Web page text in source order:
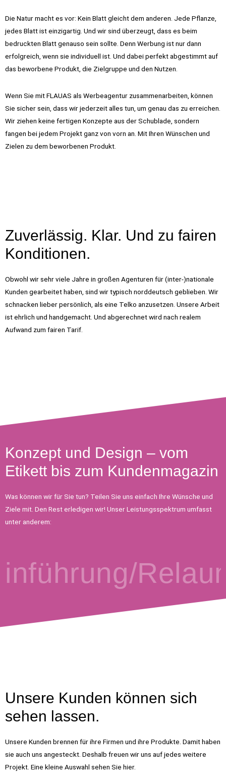
Die Natur macht es vor: Kein Blatt gleicht dem anderen. Jede Pflanze,
jedes Blatt ist einzigartig. Und wir sind überzeugt, dass es beim
bedruckten Blatt genauso sein sollte. Denn Werbung ist nur dann
erfolgreich, wenn sie individuell ist. Und dabei perfekt abgestimmt auf
das beworbene Produkt, die Zielgruppe und den Nutzen.
Wenn Sie mit FLAUAS als Werbeagentur zusammenarbeiten, können
Sie sicher sein, dass wir jederzeit alles tun, um genau das zu erreichen.
Wir ziehen keine fertigen Konzepte aus der Schublade, sondern
fangen bei jedem Projekt ganz von vorn an. Mit Ihren Wünschen und
Zielen zu dem beworbenen Produkt.
Zuverlässig. Klar. Und zu fairen
Konditionen.
Obwohl wir sehr viele Jahre in großen Agenturen für (inter-)nationale
Kunden gearbeitet haben, sind wir typisch norddeutsch geblieben. Wir
schnacken lieber persönlich, als eine Telko anzusetzen. Unsere Arbeit
ist ehrlich und handgemacht. Und abgerechnet wird nach realem
Aufwand zum fairen Tarif.
Konzept und Design – vom
Etikett bis zum Kundenmagazin
Was können wir für Sie tun? Teilen Sie uns einfach Ihre Wünsche und
Ziele mit. Den Rest erledigen wir! Unser Leistungsspektrum umfasst
unter anderem:
Unsere Kunden können sich
sehen lassen.
Unsere Kunden brennen für ihre Firmen und ihre Produkte. Damit haben
sie auch uns angesteckt. Deshalb freuen wir uns auf jedes weitere
Projekt. Eine kleine Auswahl sehen Sie hier.